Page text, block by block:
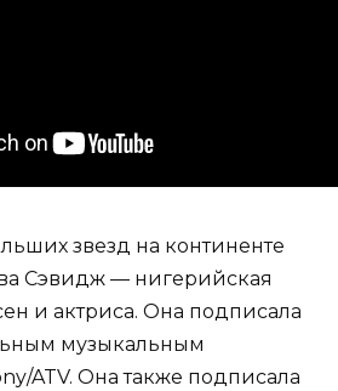
звезд на континенте
Сэвидж — нигерийская
и актриса. Она подписала
музыкальным
ATV. Она также подписала